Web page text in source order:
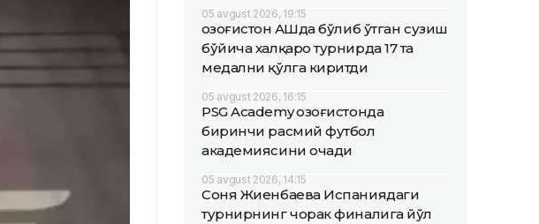
05 avgust 2026, 19:15
Қозоғистон АҚШда бўлиб ўтган сузиш
бўйича халқаро турнирда 17 та
медални қўлга киритди
05 avgust 2026, 16:15
PSG Academy Қозоғистонда
биринчи расмий футбол
академиясини очади
05 avgust 2026, 14:15
Соня Жиенбаева Испаниядаги
турнирнинг чорак финалига йўл